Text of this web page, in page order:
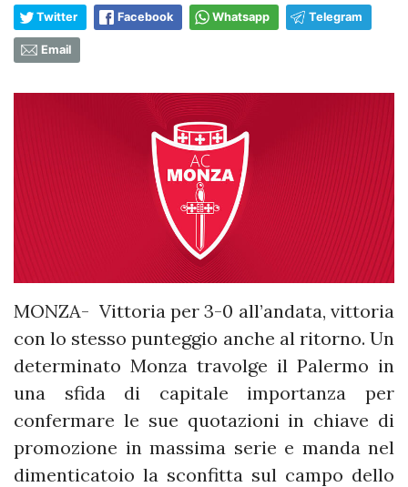
Twitter Facebook Whatsapp Telegram
Email
MONZA- Vittoria per 3-0 all’andata, vittoria
con lo stesso punteggio anche al ritorno. Un
determinato Monza travolge il Palermo in
una sfida di capitale importanza per
confermare le sue quotazioni in chiave di
promozione in massima serie e manda nel
dimenticatoio la sconfitta sul campo dello